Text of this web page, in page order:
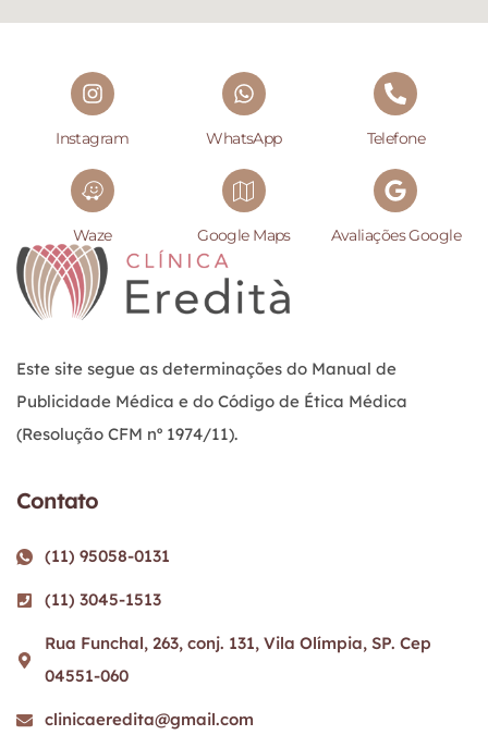
Instagram WhatsApp Telefone
Waze Google Maps Avaliações Google
Este site segue as determinações do Manual de
Publicidade Médica e do Código de Ética Médica
(Resolução CFM nº 1974/11).
Contato
(11) 95058-0131
(11) 3045-1513
Rua Funchal, 263, conj. 131, Vila Olímpia, SP. Cep
04551-060
clinicaeredita@gmail.com